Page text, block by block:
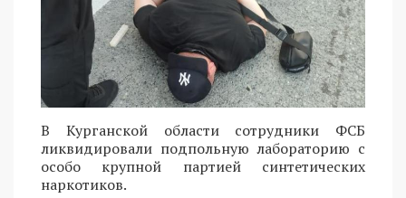
В Курганской области сотрудники ФСБ
ликвидировали подпольную лабораторию с
особо крупной партией синтетических
наркотиков.